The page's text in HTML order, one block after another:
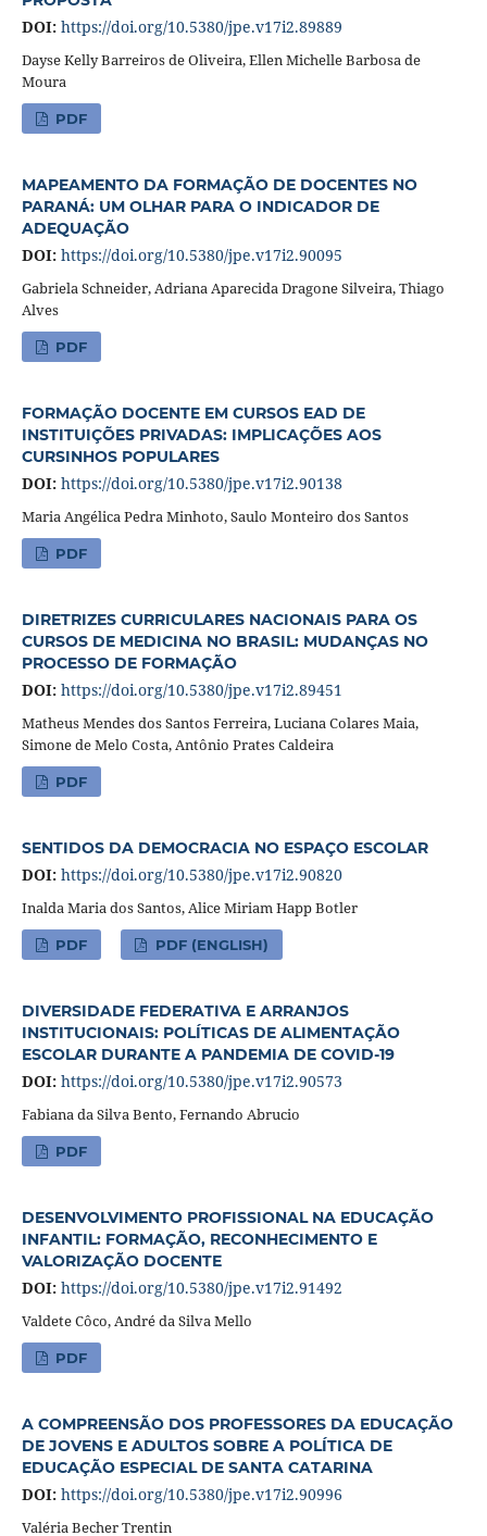
DOI: https://doi.org/10.5380/jpe.v17i2.89889
Dayse Kelly Barreiros de Oliveira, Ellen Michelle Barbosa de
Moura
PDF
MAPEAMENTO DA FORMAÇÃO DE DOCENTES NO
PARANÁ: UM OLHAR PARA O INDICADOR DE
ADEQUAÇÃO
DOI: https://doi.org/10.5380/jpe.v17i2.90095
Gabriela Schneider, Adriana Aparecida Dragone Silveira, Thiago
Alves
PDF
FORMAÇÃO DOCENTE EM CURSOS EAD DE
INSTITUIÇÕES PRIVADAS: IMPLICAÇÕES AOS
CURSINHOS POPULARES
DOI: https://doi.org/10.5380/jpe.v17i2.90138
Maria Angélica Pedra Minhoto, Saulo Monteiro dos Santos
PDF
DIRETRIZES CURRICULARES NACIONAIS PARA OS
CURSOS DE MEDICINA NO BRASIL: MUDANÇAS NO
PROCESSO DE FORMAÇÃO
DOI: https://doi.org/10.5380/jpe.v17i2.89451
Matheus Mendes dos Santos Ferreira, Luciana Colares Maia,
Simone de Melo Costa, Antônio Prates Caldeira
PDF
SENTIDOS DA DEMOCRACIA NO ESPAÇO ESCOLAR
DOI: https://doi.org/10.5380/jpe.v17i2.90820
Inalda Maria dos Santos, Alice Miriam Happ Botler
PDF PDF (ENGLISH)
DIVERSIDADE FEDERATIVA E ARRANJOS
INSTITUCIONAIS: POLÍTICAS DE ALIMENTAÇÃO
ESCOLAR DURANTE A PANDEMIA DE COVID-19
DOI: https://doi.org/10.5380/jpe.v17i2.90573
Fabiana da Silva Bento, Fernando Abrucio
PDF
DESENVOLVIMENTO PROFISSIONAL NA EDUCAÇÃO
INFANTIL: FORMAÇÃO, RECONHECIMENTO E
VALORIZAÇÃO DOCENTE
DOI: https://doi.org/10.5380/jpe.v17i2.91492
Valdete Côco, André da Silva Mello
PDF
A COMPREENSÃO DOS PROFESSORES DA EDUCAÇÃO
DE JOVENS E ADULTOS SOBRE A POLÍTICA DE
EDUCAÇÃO ESPECIAL DE SANTA CATARINA
DOI: https://doi.org/10.5380/jpe.v17i2.90996
Valéria Becher Trentin